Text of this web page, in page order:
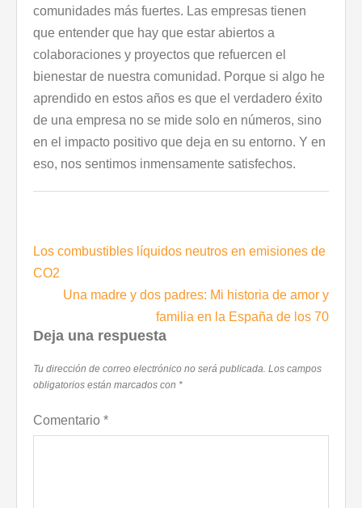
comunidades más fuertes. Las empresas tienen
que entender que hay que estar abiertos a
colaboraciones y proyectos que refuercen el
bienestar de nuestra comunidad. Porque si algo he
aprendido en estos años es que el verdadero éxito
de una empresa no se mide solo en números, sino
en el impacto positivo que deja en su entorno. Y en
eso, nos sentimos inmensamente satisfechos.
Navegación
de
entradas
Los combustibles líquidos neutros en emisiones de
CO2
Una madre y dos padres: Mi historia de amor y
familia en la España de los 70
Deja una respuesta
Tu dirección de correo electrónico no será publicada. Los campos
obligatorios están marcados con *
Comentario *